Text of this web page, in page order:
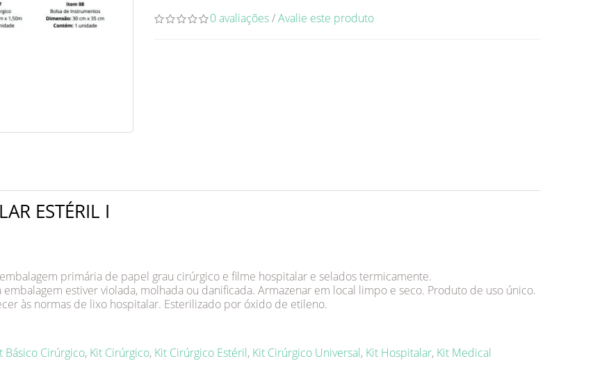
0 avaliações/Avalie este produto
ESTÉRIL I
primária de papel grau cirúrgico e filme hospitalar e selados termicamente.
embalagem estiver violada, molhada ou danificada. Armazenar em local limpo e seco. Produto de uso único.
às normas de lixo hospitalar. Esterilizado por óxido de etileno.
Básico Cirúrgico, Kit Cirúrgico, Kit Cirúrgico Estéril, Kit Cirúrgico Universal, Kit Hospitalar, Kit Medical